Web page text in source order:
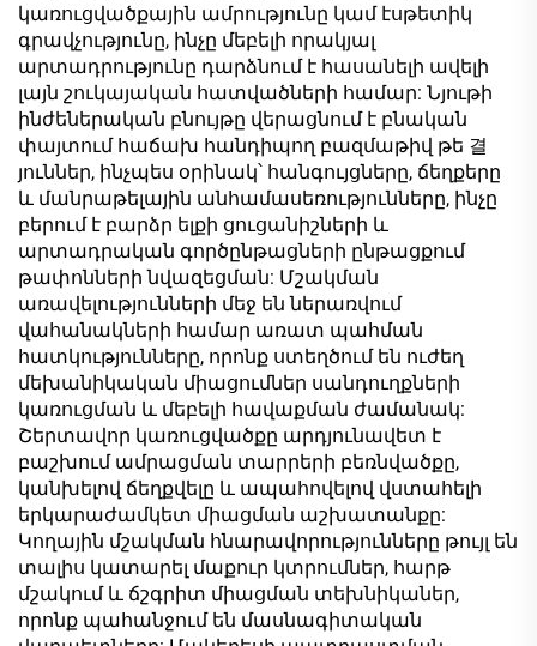
կառուցվածքային ամրությունը կամ էսթետիկ
գրավչությունը, ինչը մեբելի որակյալ
արտադրությունը դարձնում է հասանելի ավելի
լայն շուկայական հատվածների համար: Նյութի
ինժեներական բնույթը վերացնում է բնական
փայտում հաճախ հանդիպող բազմաթիվ թե 결
յուններ, ինչպես օրինակ՝ հանգույցները, ճեղքերը
և մանրաթելային անհամասեռությունները, ինչը
բերում է բարձր ելքի ցուցանիշների և
արտադրական գործընթացների ընթացքում
թափոնների նվազեցման: Մշակման
առավելությունների մեջ են ներառվում
վահանակների համար առատ պահման
հատկությունները, որոնք ստեղծում են ուժեղ
մեխանիկական միացումներ սանդուղքների
կառուցման և մեբելի հավաքման ժամանակ:
Շերտավոր կառուցվածքը արդյունավետ է
բաշխում ամրացման տարրերի բեռնվածքը,
կանխելով ճեղքվելը և ապահովելով վստահելի
երկարաժամկետ միացման աշխատանքը:
Կողային մշակման հնարավորությունները թույլ են
տալիս կատարել մաքուր կտրումներ, հարթ
մշակում և ճշգրիտ միացման տեխնիկաներ,
որոնք պահանջում են մասնագիտական